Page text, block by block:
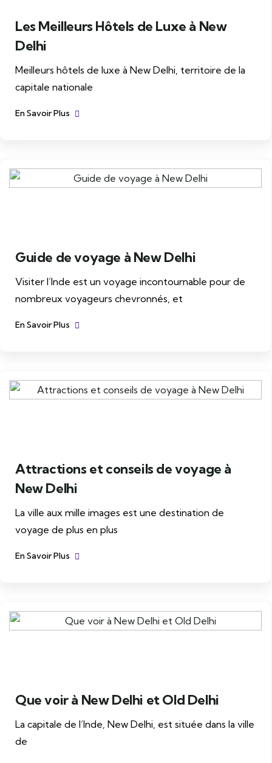
Les Meilleurs Hôtels de Luxe à New
Delhi
Meilleurs hôtels de luxe à New Delhi, territoire de la
capitale nationale
En Savoir Plus
Guide de voyage à New Delhi
Visiter l’Inde est un voyage incontournable pour de
nombreux voyageurs chevronnés, et
En Savoir Plus
Attractions et conseils de voyage à
New Delhi
La ville aux mille images est une destination de
voyage de plus en plus
En Savoir Plus
Que voir à New Delhi et Old Delhi
La capitale de l’Inde, New Delhi, est située dans la ville
de